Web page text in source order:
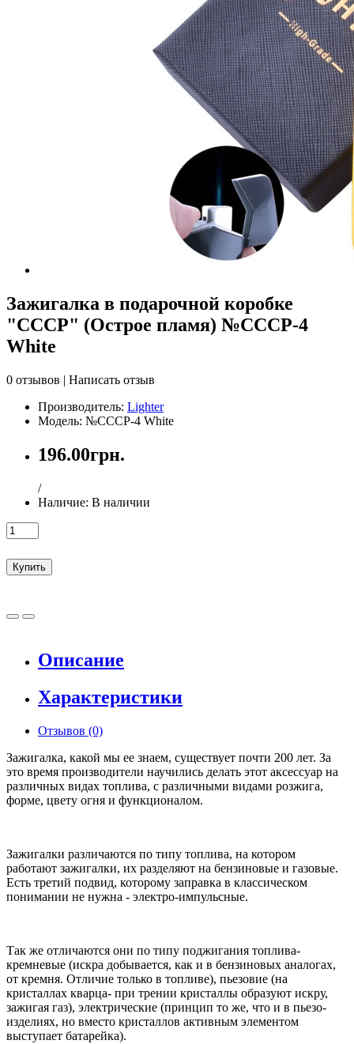
Зажигалка в подарочной коробке
"СССР" (Острое пламя) №СССР-4
White
0 отзывов | Написать отзыв
Производитель: Lighter
Модель: №СССР-4 White
196.00грн.
/
Наличие: В наличии
Купить
Описание
Характеристики
Отзывов (0)
Зажигалка, какой мы ее знаем, существует почти 200 лет. За
это время производители научились делать этот аксессуар на
различных видах топлива, с различными видами розжига,
форме, цвету огня и функционалом.
Зажигалки различаются по типу топлива, на котором
работают зажигалки, их разделяют на бензиновые и газовые.
Есть третий подвид, которому заправка в классическом
понимании не нужна - электро-импульсные.
Так же отличаются они по типу поджигания топлива-
кремневые (искра добывается, как и в бензиновых аналогах,
от кремня. Отличие только в топливе), пьезовие (на
кристаллах кварца- при трении кристаллы образуют искру,
зажигая газ), электрические (принцип то же, что и в пьезо-
изделиях, но вместо кристаллов активным элементом
выступает батарейка).